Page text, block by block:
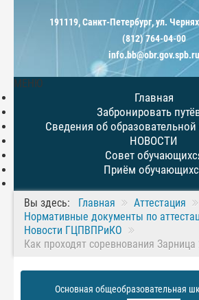
191119, Санкт-Петербург, ул.
(812) 764-04-00
info.bb@obr.gov.spb.ru
МЕНЮ
Главная
Забронировать
Сведения об
НОВОСТИ
Совет
Приём
Вы здесь: Главная
Аттестация
Нормативные документы по
Новости ГЦПВПРиКО
Как проходят соревнования Зарница
Основная общеобразовательная